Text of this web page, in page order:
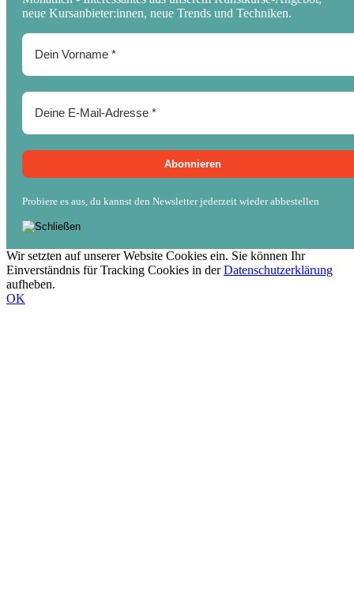
neue Kursanbieter:innen, neue Trends und Techniken.
Probiere es aus, du kannst den Newsletter jederzeit wieder abbestellen
Wir setzten auf unserer Website Cookies ein. Sie können Ihr
Einverständnis für Tracking Cookies in derDatenschutzerklärung
aufheben.
OK